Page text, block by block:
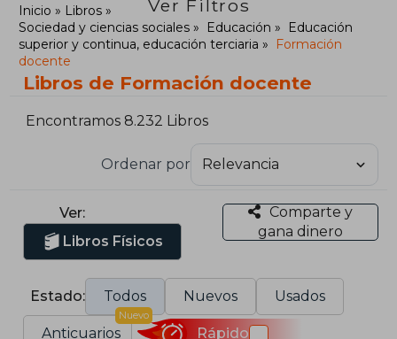
Ver Filtros
Inicio
Libros
Sociedad y ciencias sociales
Educación
Educación
superior y continua, educación terciaria
Formación
docente
Libros de Formación docente
Encontramos 8.232 Libros
Ordenar por
Ver:
Libros Físicos
Comparte y
gana dinero
Estado: Todos Nuevos Usados
Anticuarios
Nuevo
Rápido